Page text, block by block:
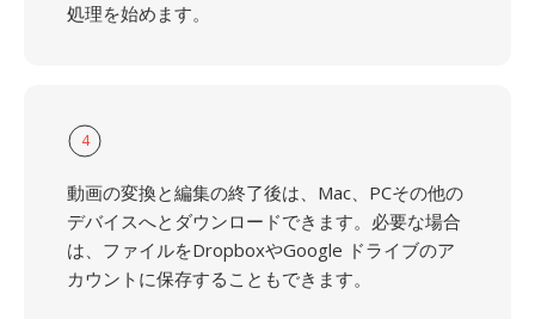
処理を始めます。
4
動画の変換と編集の終了後は、Mac、PCその他の
デバイスへとダウンロードできます。必要な場合
は、ファイルをDropboxやGoogle ドライブのア
カウントに保存することもできます。